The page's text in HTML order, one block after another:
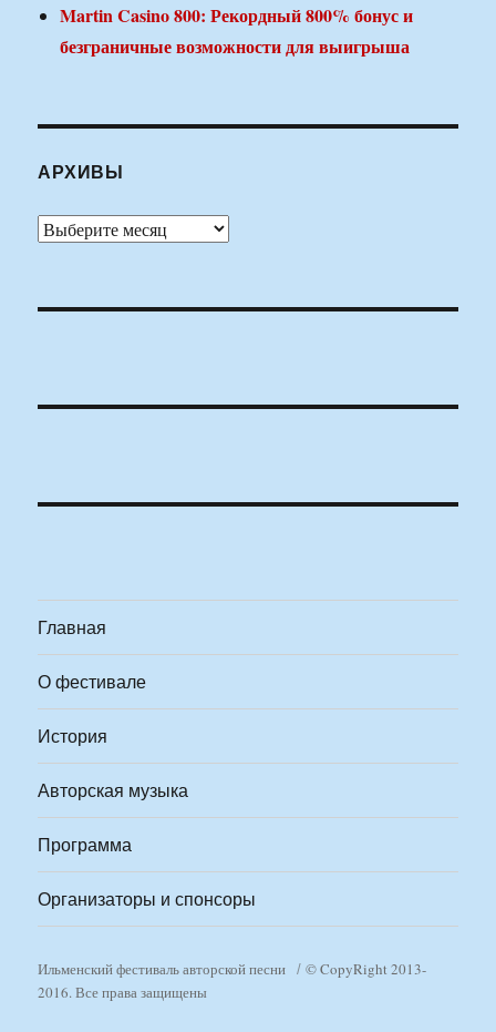
Martin Casino 800: Рекордный 800% бонус и
безграничные возможности для выигрыша
АРХИВЫ
Архивы
Главная
О фестивале
История
Авторская музыка
Программа
Организаторы и спонсоры
Ильменский фестиваль авторской песни
© CopyRight 2013-
2016. Все права защищены